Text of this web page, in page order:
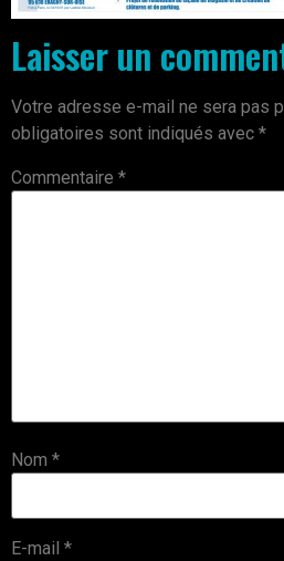
Laisser un
Votre adresse e-mail ne sera pas
obligatoires sont indiqués avec *
Commentaire *
Nom *
E-mail *